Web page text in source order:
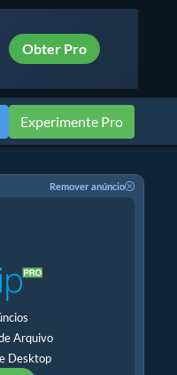
Obter Pro
Experimente Pro
Remover anúncio
Arquivo
Desktop